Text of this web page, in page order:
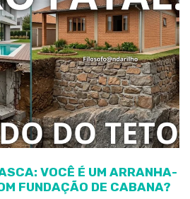
VOCÊ É UM ARRANHA-
FUNDAÇÃO DE CABANA?